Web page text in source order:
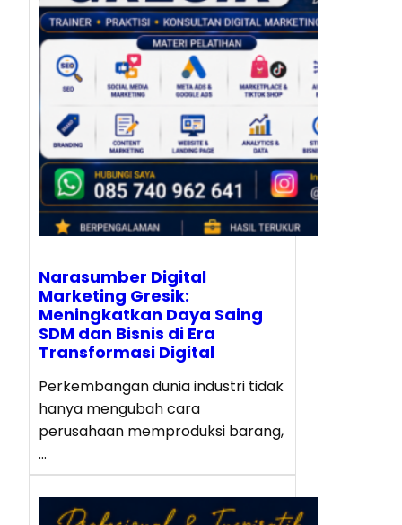
Narasumber Digital
Marketing Gresik:
Meningkatkan Daya Saing
SDM dan Bisnis di Era
Transformasi Digital
Perkembangan dunia industri tidak
hanya mengubah cara
perusahaan memproduksi barang,
…